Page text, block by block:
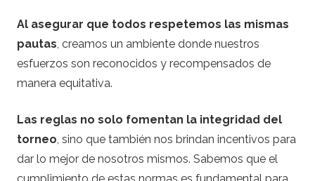
Al asegurar que todos respetemos las mismas
pautas, creamos un ambiente donde nuestros
esfuerzos son reconocidos y recompensados de
manera equitativa.
Las reglas no solo fomentan la integridad del
torneo, sino que también nos brindan incentivos para
dar lo mejor de nosotros mismos. Sabemos que el